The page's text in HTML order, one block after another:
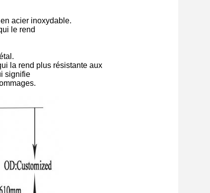
acier inoxydable.
le rend
la rend plus résistante aux
signifie